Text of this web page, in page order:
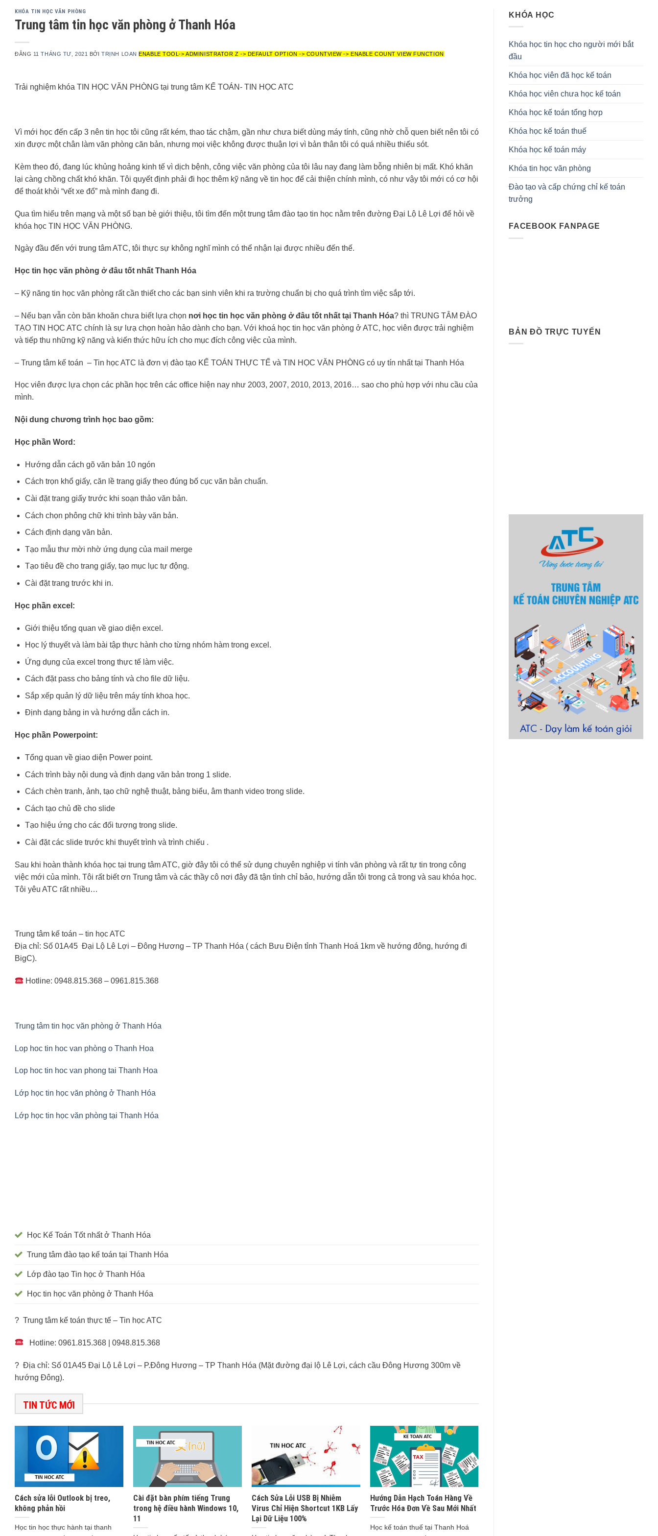
KHÓA TIN HỌC VĂN PHÒNG
Trung tâm tin học văn phòng ở Thanh Hóa
ĐĂNG 11 THÁNG TƯ, 2021 BỞITRỊNH LOAN ENABLE TOOL-> ADMINISTRATOR Z -> DEFAULT OPTION -> COUNTVIEW -> ENABLE COUNT VIEW FUNCTION
Trải nghiệm khóa TIN HỌC VĂN PHÒNG tại trung tâm KẾ TOÁN- TIN HỌC ATC
Vì mới học đến cấp 3 nên tin học tôi cũng rất kém, thao tác chậm, gần như chưa biết dùng máy tính, cũng nhờ chỗ quen biết nên tôi có
xin được một chân làm văn phòng căn bản, nhưng mọi việc không được thuận lợi vì bản thân tôi có quá nhiều thiếu sót.
Kèm theo đó, đang lúc khủng hoảng kinh tế vì dịch bệnh, công việc văn phòng của tôi lâu nay đang làm bỗng nhiên bị mất. Khó khăn
lại càng chồng chất khó khăn. Tôi quyết định phải đi học thêm kỹ năng về tin học để cải thiện chính mình, có như vậy tôi mới có cơ hội
để thoát khỏi “vết xe đổ” mà mình đang đi.
Qua tìm hiểu trên mạng và một số bạn bè giới thiệu, tôi tìm đến một trung tâm đào tạo tin học nằm trên đường Đại Lộ Lê Lợi để hỏi về
khóa học TIN HỌC VĂN PHÒNG.
Ngày đầu đến với trung tâm ATC, tôi thực sự không nghĩ mình có thể nhận lại được nhiều đến thế.
Học tin học văn phòng ở đâu tốt nhất Thanh Hóa
– Kỹ năng tin học văn phòng rất cần thiết cho các bạn sinh viên khi ra trường chuẩn bị cho quá trình tìm việc sắp tới.
– Nếu bạn vẫn còn băn khoăn chưa biết lựa chọn nơi học tin học văn phòng ở đâu tốt nhất tại Thanh Hóa? thì TRUNG TÂM ĐÀO
TẠO TIN HỌC ATC chính là sự lưạ chọn hoàn hảo dành cho bạn. Với khoá học tin học văn phòng ở ATC, học viên được trải nghiệm
và tiếp thu những kỹ năng và kiến thức hữu ích cho mục đích công việc của mình.
– Trung tâm kế toán – Tin học ATC là đơn vị đào tạo KẾ TOÁN THỰC TẾ và TIN HỌC VĂN PHÒNG có uy tín nhất tại Thanh Hóa
Học viên được lựa chọn các phần học trên các office hiện nay như 2003, 2007, 2010, 2013, 2016… sao cho phù hợp với nhu cầu của
mình.
Nội dung chương trình học bao gồm:
Học phần Word:
Hướng dẫn cách gõ văn bản 10 ngón
Cách trọn khổ giấy, căn lề trang giấy theo đúng bố cục văn bản chuẩn.
Cài đặt trang giấy trước khi soạn thảo văn bản.
Cách chọn phông chữ khi trình bày văn bản.
Cách định dạng văn bản.
Tạo mẫu thư mời nhờ ứng dụng của mail merge
Tạo tiêu đề cho trang giấy, tạo mục lục tự động.
Cài đặt trang trước khi in.
Học phần excel:
Giới thiệu tổng quan về giao diện excel.
Học lý thuyết và làm bài tập thực hành cho từng nhóm hàm trong excel.
Ứng dụng của excel trong thực tế làm việc.
Cách đặt pass cho bảng tính và cho file dữ liệu.
Sắp xếp quản lý dữ liệu trên máy tính khoa học.
Định dạng bảng in và hướng dẫn cách in.
Học phần Powerpoint:
Tổng quan về giao diện Power point.
Cách trình bày nội dung và định dạng văn bản trong 1 slide.
Cách chèn tranh, ảnh, tạo chữ nghệ thuật, bảng biểu, âm thanh video trong slide.
Cách tạo chủ đề cho slide
Tạo hiệu ứng cho các đối tượng trong slide.
Cài đặt các slide trước khi thuyết trình và trình chiếu .
Sau khi hoàn thành khóa học tại trung tâm ATC, giờ đây tôi có thể sử dụng chuyên nghiệp vi tính văn phòng và rất tự tin trong công
việc mới của mình. Tôi rất biết ơn Trung tâm và các thầy cô nơi đây đã tận tình chỉ bảo, hướng dẫn tôi trong cả trong và sau khóa học.
Tôi yêu ATC rất nhiều…
Trung tâm kế toán – tin học ATC
Địa chỉ: Số 01A45 Đại Lộ Lê Lợi – Đông Hương – TP Thanh Hóa ( cách Bưu Điện tỉnh Thanh Hoá 1km về hướng đông, hướng đi
BigC).
Hotline: 0948.815.368 – 0961.815.368
Trung tâm tin học văn phòng ở Thanh Hóa
Lop hoc tin hoc van phòng o Thanh Hoa
Lop hoc tin hoc van phong tai Thanh Hoa
Lớp học tin học văn phòng ở Thanh Hóa
Lớp học tin học văn phòng tại Thanh Hóa
Học Kế Toán Tốt nhất ở Thanh Hóa
Trung tâm đào tạo kế toán tại Thanh Hóa
Lớp đào tạo Tin học ở Thanh Hóa
Học tin học văn phòng ở Thanh Hóa
? Trung tâm kế toán thực tế – Tin học ATC
Hotline: 0961.815.368 | 0948.815.368
? Địa chỉ: Số 01A45 Đại Lộ Lê Lợi – P.Đông Hương – TP Thanh Hóa (Mặt đường đại lộ Lê Lợi, cách cầu Đông Hương 300m về
hướng Đông).
TIN TỨC MỚI
Cách sửa lỗi Outlook bị treo,
không phản hồi
Học tin học thực hành tại thanh
Cài đặt bàn phím tiếng Trung
trong hệ điều hành Windows 10,
11
Cách Sửa Lỗi USB Bị Nhiễm
Virus Chỉ Hiện Shortcut 1KB Lấy
Lại Dữ Liệu 100%
Hướng Dẫn Hạch Toán Hàng Về
Trước Hóa Đơn Về Sau Mới Nhất
Học kế toán thuế tại Thanh Hoá
KHÓA HỌC
Khóa học tin học cho người mới bắt
đầu
Khóa học viên đã học kế toán
Khóa học viên chưa học kế toán
Khóa học kế toán tổng hợp
Khóa học kế toán thuế
Khóa học kế toán máy
Khóa tin học văn phòng
Đào tạo và cấp chứng chỉ kế toán
trưởng
FACEBOOK FANPAGE
BẢN ĐỒ TRỰC TUYẾN